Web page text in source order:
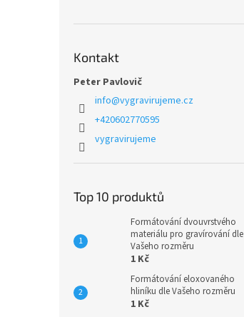
Kontakt
Peter Pavlovič
info@vygravirujeme.cz
+420602770595
vygravirujeme
Top 10 produktů
Formátování dvouvrstvého
materiálu pro gravírování dle
Vašeho rozměru
1 Kč
Formátování eloxovaného
hliníku dle Vašeho rozměru
1 Kč